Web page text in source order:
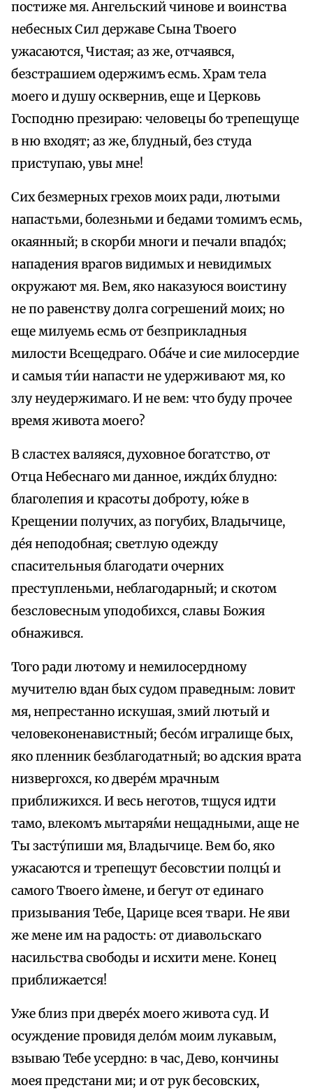
постиже мя. Ангельский чинове и воинства
небесных Сил державе Сына Твоего
ужасаются, Чистая; аз же, отчаявся,
безстрашием одержимъ есмь. Храм тела
моего и душу осквернив, еще и Церковь
Господню презираю: человецы бо трепещуще
в ню входят; аз же, блудный, без студа
приступаю, увы мне!
Сих безмерных грехов моих ради, лютыми
напастьми, болезньми и бедами томимъ есмь,
окаянный; в скорби многи и печали впадо́х;
нападения врагов видимых и невидимых
окружают мя. Вем, яко наказуюся воистину
не по равенству долга согрешений моих; но
еще милуемь есмь от безприкладныя
милости Всещедраго. Оба́че и сие милосердие
и самыя ти́и напасти не удерживают мя, ко
злу неудержимаго. И не вем: что буду прочее
время живота моего?
В сластех валяяся, духовное богатство, от
Отца Небеснаго ми данное, ижди́х блудно:
благолепия и красоты доброту, ю́же в
Крещении получих, аз погубих, Владычице,
де́я неподобная; светлую одежду
спасительныя благодати очерних
преступленьми, неблагодарный; и скотом
безсловесным уподобихся, славы Божия
обнажився.
Того ради лютому и немилосердному
мучителю вдан бых судом праведным: ловит
мя, непрестанно искушая, змий лютый и
человеконенавистный; бесо́м игралище бых,
яко пленник безблагодатный; во адския врата
низвергохся, ко двере́м мрачным
приближихся. И весь неготов, тщуся идти
тамо, влекомъ мытаря́ми нещадными, аще не
Ты засту́пиши мя, Владычице. Вем бо, яко
ужасаются и трепещут бесовстии полцы́ и
самого Твоего ѝмене, и бегут от единаго
призывания Тебе, Царице всея твари. Не яви
же мене им на радость: от диавольскаго
насильства свободы и исхити мене. Конец
приближается!
Уже близ при двере́х моего живота суд. И
осуждение провидя дело́м моим лукавым,
взываю Тебе усердно: в час, Дево, кончины
моея предстани ми; и от рук бесовских,